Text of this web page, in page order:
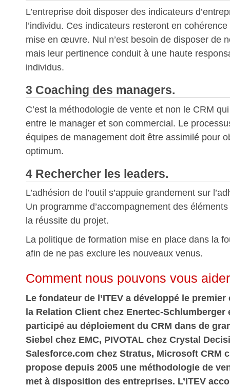
L’entreprise doit disposer des indicateurs
l’individu. Ces indicateurs resteront en
mise en œuvre. Nul n’est besoin de disposer de
mais leur pertinence conduit à une haute
individus.
3 Coaching des managers.
C’est la méthodologie de vente et non le CRM
entre le manager et son commercial. Le
équipes de management doit être assimilé pour
optimum.
4 Rechercher les leaders.
L’adhésion de l’outil s’appuie grandement sur
Un programme d’accompagnement des
la réussite du projet.
La politique de formation mise en place dans la
afin de ne pas exclure les nouveaux venus.
Comment nous pouvons vous aider
Le fondateur de l’ITEV a développé le
la Relation Client chez Enertec-Schlumberger
participé au déploiement du CRM dans de
Siebel chez EMC, PIVOTAL chez Crystal
Salesforce.com chez Stratus, Microsoft CRM
propose depuis 2005 une méthodologie de
met à disposition des entreprises. L’ITEV